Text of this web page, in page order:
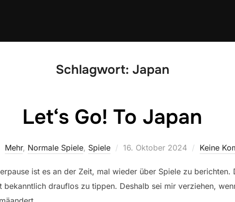
Schlagwort: Japan
Let‘s Go! To Japan
Mehr, Normale Spiele, Spiele
Veröffentlicht
16. Oktober 2024 Keine
ist es an der Zeit, mal wieder über Spiele zu
bekanntlich drauflos zu tippen. Deshalb sei mir verziehen,